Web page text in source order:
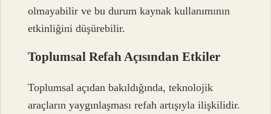
olmayabilir ve bu durum kaynak kullanımının
etkinliğini düşürebilir.
Toplumsal Refah Açısından Etkiler
Toplumsal açıdan bakıldığında, teknolojik
araçların yaygınlaşması refah artışıyla ilişkilidir.